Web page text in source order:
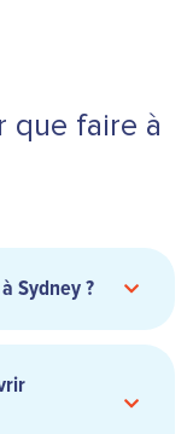
que faire à
Sydney ?
Garden